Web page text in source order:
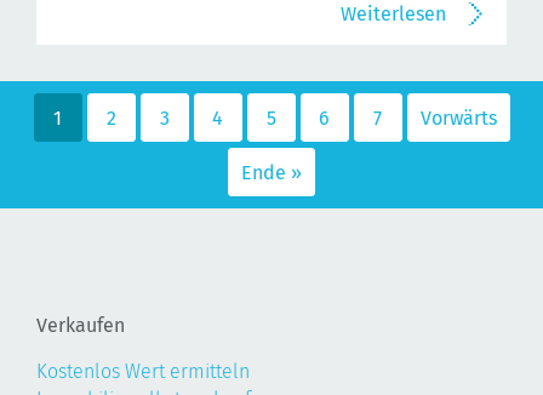
Weiterlesen
1 2 3 4 5 6 7 Vorwärts
Ende »
Verkaufen
Kostenlos Wert ermitteln